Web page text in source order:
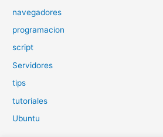
navegadores
programacion
script
Servidores
tips
tutoriales
Ubuntu